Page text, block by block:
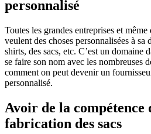
personnalisé
Toutes les grandes entreprises et
veulent des choses personnalisées à
shirts, des sacs, etc. C’est un domaine
se faire son nom avec les nombreuses
comment on peut devenir un
personnalisé.
Avoir de la compétence
fabrication des sacs